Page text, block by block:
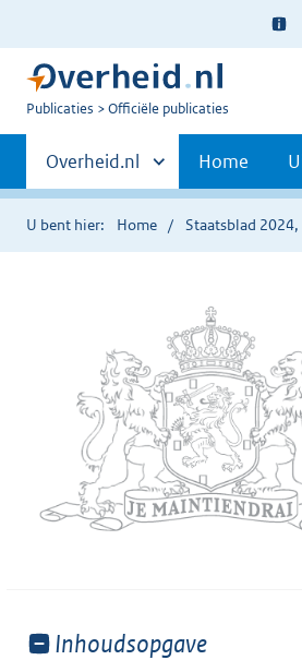
Ter
U
Publicaties Officiële publicaties
Primaire
navigatie
Andere
sites
binnen
Overheid.nl Home
U bent hier: Home Staatsblad 2024,
Toon
Inhoudsopgave